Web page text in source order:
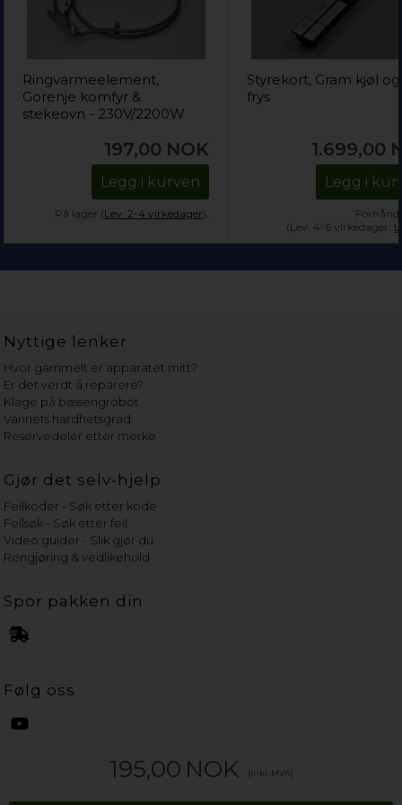
195,00 NOK (inkl. MVA)
Ringvarmeelement,
Gorenje komfyr &
stekeovn - 230V/2200W
197,00 NOK
Legg i kurven
På lager (Lev. 2-4 virkedager).
Styrekort, Gram kjøl og
frys
1.699,00
Legg i
(Lev. 4-6 virkedager.
Nyttige lenker
Hvor gammelt er apparatet mitt?
Er det verdt å reparere?
Klage på bassengrobot
Vannets hardhetsgrad
Reservedeler etter merke
Gjør det selv-hjelp
Feilkoder - Søk etter kode
Feilsøk - Søk etter feil
Video guider - Slik gjør du
Rengjøring & vedlikehold
Spor pakken din
Følg oss